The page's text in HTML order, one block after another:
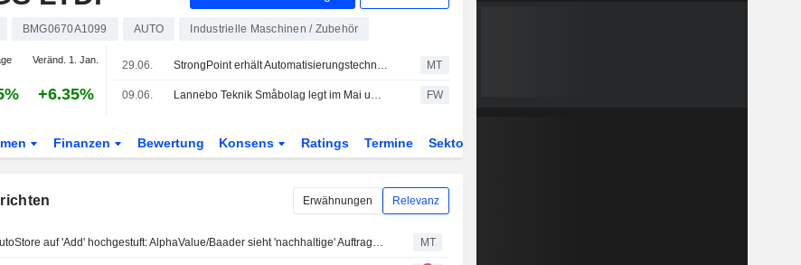
BMG0670A1099 AUTO Industrielle Maschinen / Zubehör
Veränd. 1. Jan.
+6.35%
29.06. StrongPoint erhält Automatisierungstechnik-Auftrag über NOK17 Mio. in Großbritannien MT
09.06. Lannebo Teknik Småbolag legt im Mai um 5,4 Prozent zu - letzter Monatsbericht für den Fonds FW
Finanzen Bewertung Konsens Ratings Termine Sektor
Erwähnungen Relevanz
AutoStore auf 'Add' hochgestuft: AlphaValue/Baader sieht 'nachhaltige' Auftragserholung; Prognosen und Kursziel angehoben MT